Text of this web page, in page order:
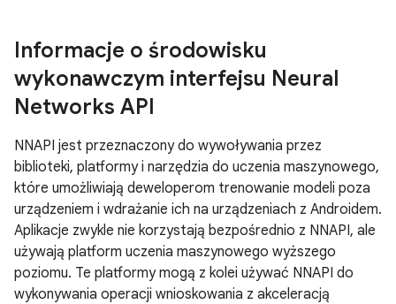
Informacje o środowisku
wykonawczym interfejsu Neural
Networks API
NNAPI jest przeznaczony do wywoływania przez
biblioteki, platformy i narzędzia do uczenia maszynowego,
które umożliwiają deweloperom trenowanie modeli poza
urządzeniem i wdrażanie ich na urządzeniach z Androidem.
Aplikacje zwykle nie korzystają bezpośrednio z NNAPI, ale
używają platform uczenia maszynowego wyższego
poziomu. Te platformy mogą z kolei używać NNAPI do
wykonywania operacji wnioskowania z akceleracją